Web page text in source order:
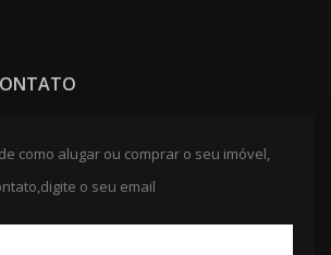
como alugar ou comprar o seu imóvel,
o seu email